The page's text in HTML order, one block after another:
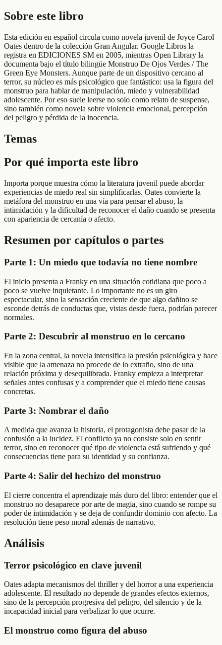
Sobre este libro
Esta edición en español circula como novela juvenil de Joyce Carol
Oates dentro de la colección Gran Angular. Google Libros la
registra en EDICIONES SM en 2005, mientras Open Library la
documenta bajo el título bilingüe Monstruo De Ojos Verdes / The
Green Eye Monsters. Aunque parte de un dispositivo cercano al
terror, su núcleo es más psicológico que fantástico: usa la figura del
monstruo para hablar de manipulación, miedo y vulnerabilidad
adolescente. Por eso suele leerse no solo como relato de suspense,
sino también como novela sobre violencia emocional, percepción
del peligro y pérdida de la inocencia.
Temas
Por qué importa este libro
Importa porque muestra cómo la literatura juvenil puede abordar
experiencias de miedo real sin simplificarlas. Oates convierte la
metáfora del monstruo en una vía para pensar el abuso, la
intimidación y la dificultad de reconocer el daño cuando se presenta
con apariencia de cercanía o afecto.
Resumen por capítulos o partes
Parte 1: Un miedo que todavía no tiene nombre
El inicio presenta a Franky en una situación cotidiana que poco a
poco se vuelve inquietante. Lo importante no es un giro
espectacular, sino la sensación creciente de que algo dañino se
esconde detrás de conductas que, vistas desde fuera, podrían parecer
normales.
Parte 2: Descubrir al monstruo en lo cercano
En la zona central, la novela intensifica la presión psicológica y hace
visible que la amenaza no procede de lo extraño, sino de una
relación próxima y desequilibrada. Franky empieza a interpretar
señales antes confusas y a comprender que el miedo tiene causas
concretas.
Parte 3: Nombrar el daño
A medida que avanza la historia, el protagonista debe pasar de la
confusión a la lucidez. El conflicto ya no consiste solo en sentir
terror, sino en reconocer qué tipo de violencia está sufriendo y qué
consecuencias tiene para su identidad y su confianza.
Parte 4: Salir del hechizo del monstruo
El cierre concentra el aprendizaje más duro del libro: entender que el
monstruo no desaparece por arte de magia, sino cuando se rompe su
poder de intimidación y se deja de confundir dominio con afecto. La
resolución tiene peso moral además de narrativo.
Análisis
Terror psicológico en clave juvenil
Oates adapta mecanismos del thriller y del horror a una experiencia
adolescente. El resultado no depende de grandes efectos externos,
sino de la percepción progresiva del peligro, del silencio y de la
incapacidad inicial para verbalizar lo que ocurre.
El monstruo como figura del abuso